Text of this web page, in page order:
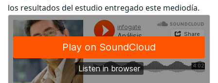
los resultados del estudio entregado este mediodía.